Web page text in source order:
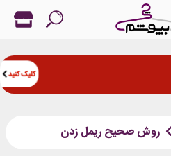
روش صحیح ریمل زدن